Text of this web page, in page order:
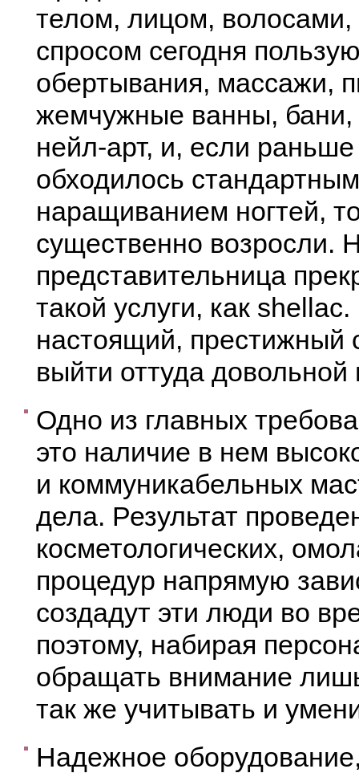
телом, лицом,
спросом сегодня
обертывания, массажи,
жемчужные ванны, бани,
нейл-арт, и, если
обходилось
наращиванием ногтей,
существенно возросли.
представительница
такой услуги, как
настоящий,
выйти оттуда довольной
Одно из главных
это наличие в нем
и коммуникабельных
дела. Результат
косметологических,
процедур напрямую
создадут эти люди во
поэтому, набирая
обращать внимание
так же учитывать и
Надежное